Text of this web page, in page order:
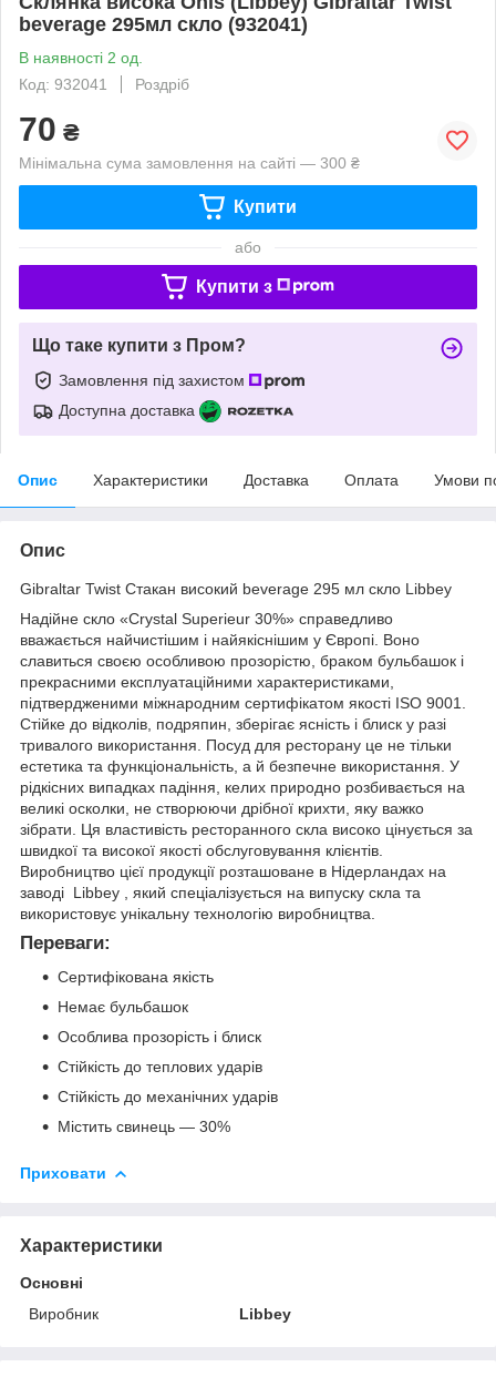
beverage 295мл скло (932041)
В наявності 2 од.
Код: 932041
Роздріб
70 ₴
Мінімальна сума замовлення на сайті — 300 ₴
Купити
або
Купити з
Що таке купити з Пром?
Замовлення під захистом
Доступна доставка
Опис Характеристики Доставка Оплата Умови
Опис
Gibraltar Twist Стакан високий beverage 295 мл скло Libbey
Надійне скло «Crystal Superieur 30%» справедливо
вважається найчистішим і найякіснішим у Європі. Воно
славиться своєю особливою прозорістю, браком бульбашок і
прекрасними експлуатаційними характеристиками,
підтвердженими міжнародним сертифікатом якості ISO 9001.
Стійке до відколів, подряпин, зберігає ясність і блиск у разі
тривалого використання. Посуд для ресторану це не тільки
естетика та функціональність, а й безпечне використання. У
рідкісних випадках падіння, келих природно розбивається на
великі осколки, не створюючи дрібної крихти, яку важко
зібрати. Ця властивість ресторанного скла високо цінується за
швидкої та високої якості обслуговування клієнтів.
Виробництво цієї продукції розташоване в Нідерландах на
заводі Libbey , який спеціалізується на випуску скла та
використовує унікальну технологію виробництва.
Переваги:
Сертифікована якість
Немає бульбашок
Особлива прозорість і блиск
Стійкість до теплових ударів
Стійкість до механічних ударів
Містить свинець — 30%
Приховати
Характеристики
Основні
Виробник
Libbey